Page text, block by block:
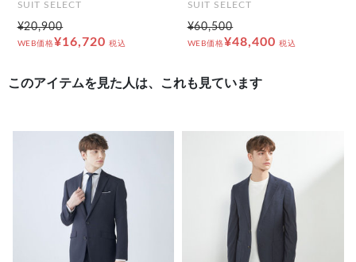
SUIT SELECT
¥20,900
WEB価格¥16,720 税込
SUIT SELECT
¥60,500
WEB価格¥48,400 税込
このアイテムを見た人は、これも見ています